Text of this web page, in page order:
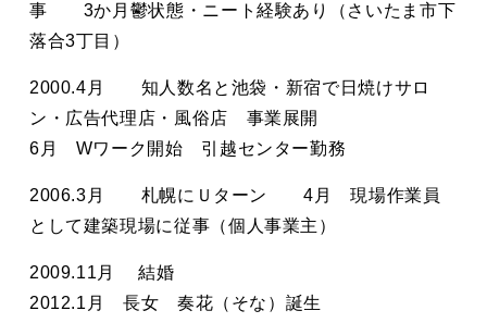
事 3か月鬱状態・ニート経験あり（さいたま市下
落合3丁目）
2000.4月 知人数名と池袋・新宿で日焼けサロ
ン・広告代理店・風俗店 事業展開
6月 Wワーク開始 引越センター勤務
2006.3月 札幌にＵターン 4月 現場作業員
として建築現場に従事（個人事業主）
2009.11月 結婚
2012.1月 長女 奏花（そな）誕生